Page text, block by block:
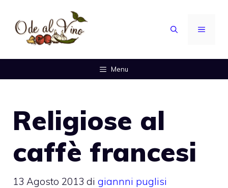
contenuto
MENU
Menu
Religiose al
caffè francesi
13 Agosto 2013 di giannni puglisi